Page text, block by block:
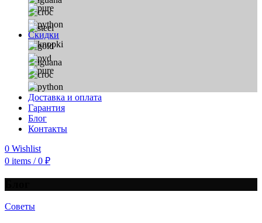
Скидки
Доставка и оплата
Гарантия
Блог
Контакты
0 Wishlist
0 items / 0 ₽
Советы